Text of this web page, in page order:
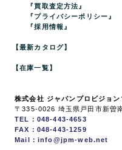
『買取査定方法』
『プライバシーポリシー』
『採用情報』
【最新カタログ】
【在庫一覧】
株式会社 ジャパンプロビジョン
〒335-0026 埼玉県戸田市新曽
TEL：048-443-4653
FAX：048-443-1259
Mail：info@jpm-web.net